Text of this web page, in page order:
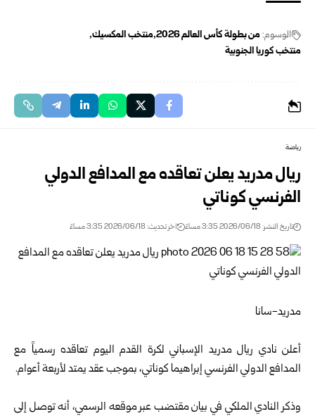
الوسوم: من بطولة كأس العالم 2026
منتخب المكسيك
منتخب كوريا الجنوبية
رياضة
ريال مدريد يعلن تعاقده مع المدافع الدولي
الفرنسي كوناتي
تاريخ النشر: 2026/06/18 3:35 مساءً اخر تحديث: 2026/06/18 3:35 مساءً
مدريد-سانا
أعلن نادي ريال مدريد الإسباني لكرة القدم اليوم تعاقده رسمياً مع
المدافع الدولي الفرنسي إبراهيما كوناتي، بموجب عقد يمتد لأربعة أعوام.
وذكر النادي الملكي في بيان مقتضب عبر موقعه الرسمي، أنه توصل إلى